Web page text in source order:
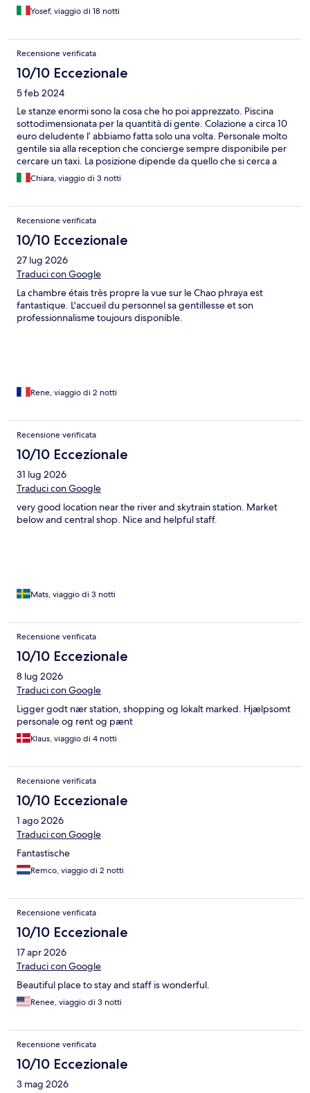
Yosef, viaggio di 18 notti
Recensione verificata
10/10 Eccezionale
5 feb 2024
Le stanze enormi sono la cosa che ho poi apprezzato. Piscina
sottodimensionata per la quantità di gente. Colazione a circa 10
euro deludente l’ abbiamo fatta solo una volta. Personale molto
gentile sia alla reception che concierge sempre disponibile per
cercare un taxi. La posizione dipende da quello che si cerca a
Bangkok : trafficò allucinante ci vogliono tempo e pazienza e
trovare un taxi e trattare un taxi lee raggiungete qualsiasi posto.
Chiara, viaggio di 3 notti
Recensione verificata
10/10 Eccezionale
27 lug 2026
Traduci con Google
La chambre étais très propre la vue sur le Chao phraya est
fantastique. L'accueil du personnel sa gentillesse et son
professionnalisme toujours disponible.
Rene, viaggio di 2 notti
Recensione verificata
10/10 Eccezionale
31 lug 2026
Traduci con Google
very good location near the river and skytrain station. Market
below and central shop. Nice and helpful staff.
Mats, viaggio di 3 notti
Recensione verificata
10/10 Eccezionale
8 lug 2026
Traduci con Google
Ligger godt nær station, shopping og lokalt marked. Hjælpsomt
personale og rent og pænt
Klaus, viaggio di 4 notti
Recensione verificata
10/10 Eccezionale
1 ago 2026
Traduci con Google
Fantastische
Remco, viaggio di 2 notti
Recensione verificata
10/10 Eccezionale
17 apr 2026
Traduci con Google
Beautiful place to stay and staff is wonderful.
Renee, viaggio di 3 notti
Recensione verificata
10/10 Eccezionale
3 mag 2026